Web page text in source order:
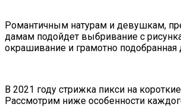
Романтичным натурам и девушкам,
дамам подойдет выбривание с
окрашивание и грамотно
В 2021 году стрижка пикси на
Рассмотрим ниже особенности